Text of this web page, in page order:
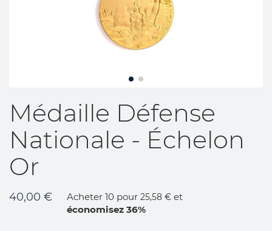
Médaille Défense
Nationale - Échelon
Or
40,00 € Acheter 10 pour 25,58 € et
économisez36%
to
the
beginning
of
the
images